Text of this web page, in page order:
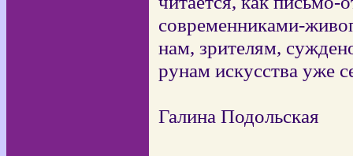
современниками-
нам, зрителям,
рунам искусства уже
Галина Подольская